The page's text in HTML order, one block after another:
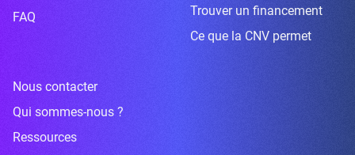
FAQ
Trouver un financement
Ce que la CNV permet
Nous contacter
Qui sommes-nous ?
Ressources